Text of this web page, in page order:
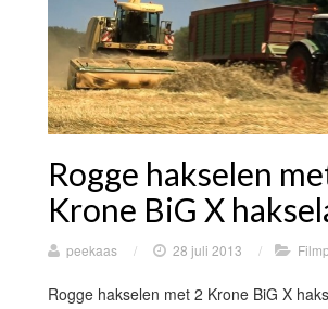
Rogge hakselen
Krone BiG X
peekaas / 28 juli 2013 /
Rogge hakselen met 2 Krone BiG X